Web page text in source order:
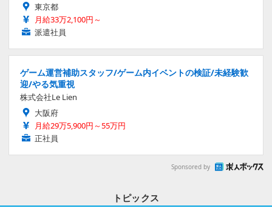
東京都
月給33万2,100円～
派遣社員
ゲーム運営補助スタッフ/ゲーム内イベントの検証/未経験歓
迎/やる気重視
株式会社Le Lien
大阪府
月給29万5,900円～55万円
正社員
Sponsored by
トピックス